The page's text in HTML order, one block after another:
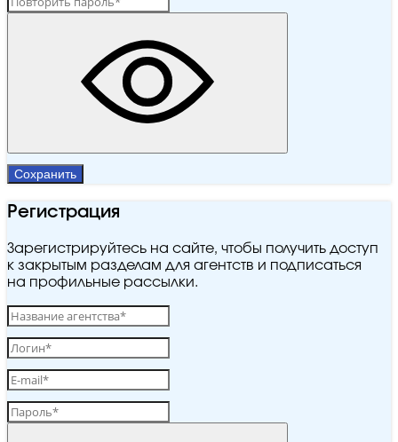
Сохранить
Регистрация
Зарегистрируйтесь на сайте, чтобы получить доступ
к закрытым разделам для агентств и подписаться
на профильные рассылки.